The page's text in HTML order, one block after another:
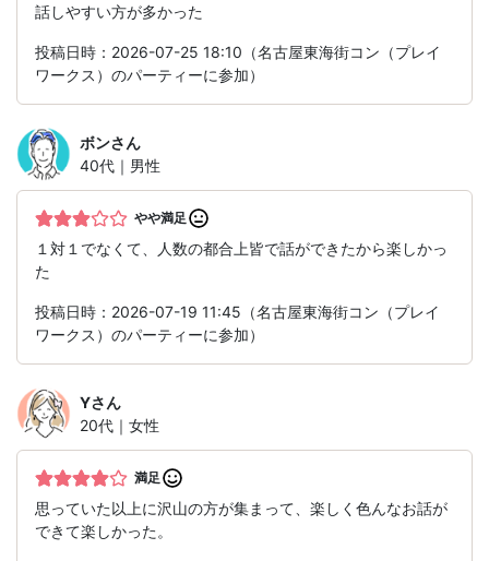
話しやすい方が多かった
投稿日時：2026-07-25 18:10（名古屋東海街コン（プレイ
ワークス）のパーティーに参加）
ボンさん
40代｜男性
やや満足
１対１でなくて、人数の都合上皆で話ができたから楽しかっ
た
投稿日時：2026-07-19 11:45（名古屋東海街コン（プレイ
ワークス）のパーティーに参加）
Yさん
20代｜女性
満足
思っていた以上に沢山の方が集まって、楽しく色んなお話が
できて楽しかった。